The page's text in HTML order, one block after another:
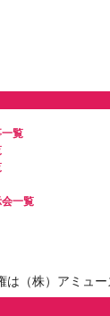
覧
一覧
（株）アミュ